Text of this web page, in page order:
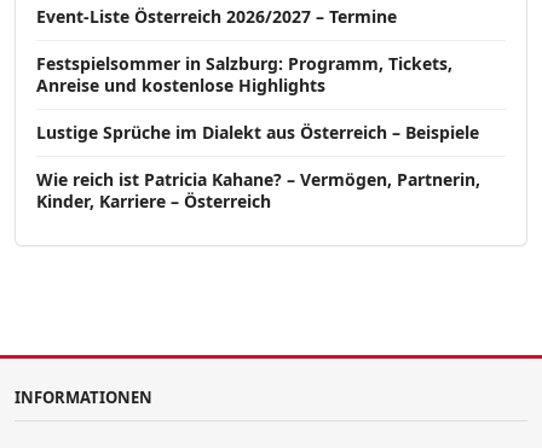
Event-Liste Österreich 2026/2027 – Termine
Festspielsommer in Salzburg: Programm, Tickets,
Anreise und kostenlose Highlights
Lustige Sprüche im Dialekt aus Österreich – Beispiele
Wie reich ist Patricia Kahane? – Vermögen, Partnerin,
Kinder, Karriere – Österreich
INFORMATIONEN